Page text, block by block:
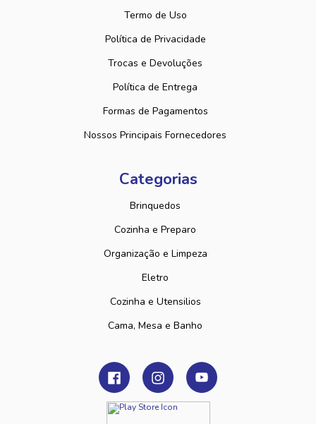
Termo de Uso
Política de Privacidade
Trocas e Devoluções
Política de Entrega
Formas de Pagamentos
Nossos Principais Fornecedores
Categorias
Brinquedos
Cozinha e Preparo
Organização e Limpeza
Eletro
Cozinha e Utensilios
Cama, Mesa e Banho